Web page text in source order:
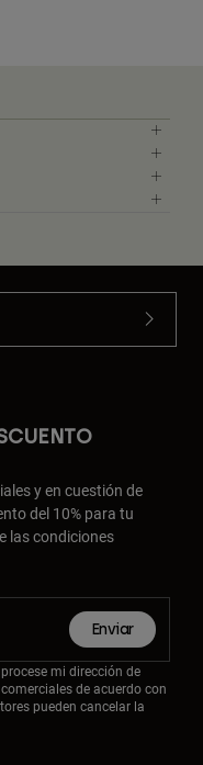
y en cuestión de
del 10% para tu
las condiciones
Enviar
mi dirección de
de acuerdo con
pueden cancelar la